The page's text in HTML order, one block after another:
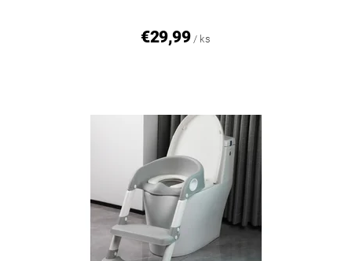
€29,99 / ks